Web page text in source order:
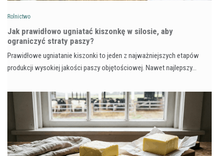
Rolnictwo
Jak prawidłowo ugniatać kiszonkę w silosie, aby
ograniczyć straty paszy?
Prawidłowe ugniatanie kiszonki to jeden z najważniejszych etapów
produkcji wysokiej jakości paszy objętościowej. Nawet najlepszy…